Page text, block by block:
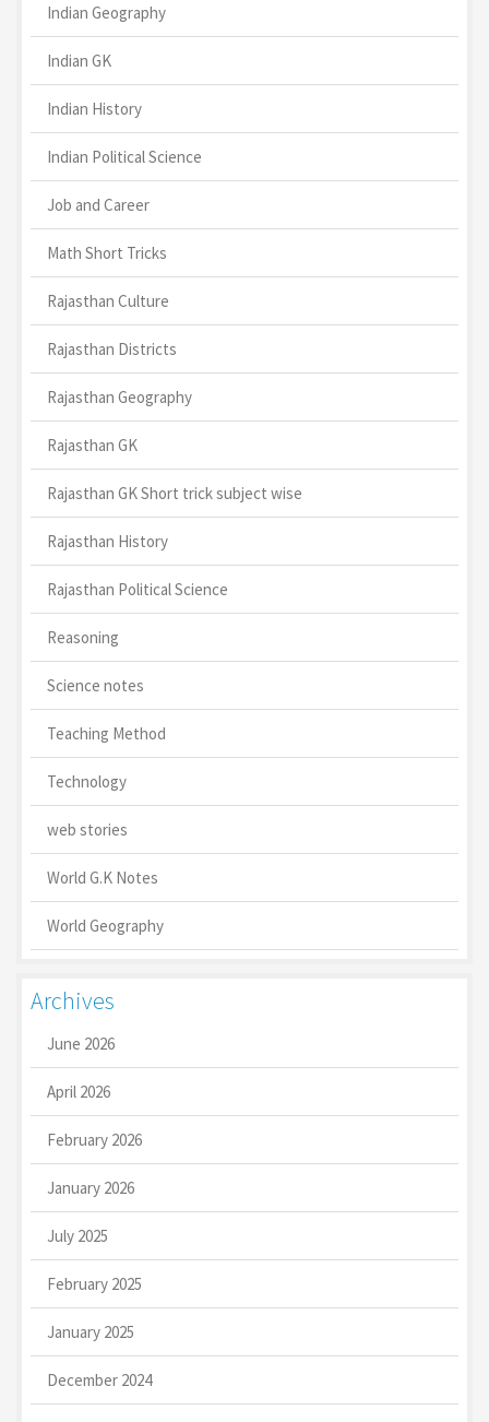
Indian Geography
Indian GK
Indian History
Indian Political Science
Job and Career
Math Short Tricks
Rajasthan Culture
Rajasthan Districts
Rajasthan Geography
Rajasthan GK
Rajasthan GK Short trick subject wise
Rajasthan History
Rajasthan Political Science
Reasoning
Science notes
Teaching Method
Technology
web stories
World G.K Notes
World Geography
Archives
June 2026
April 2026
February 2026
January 2026
July 2025
February 2025
January 2025
December 2024